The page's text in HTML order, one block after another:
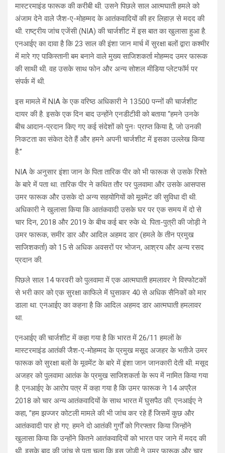
मास्टरमाइंड फारूक की करीबी थी. उसने पिछले साल आत्मघाती हमले को
अंजाम देने वाले जैश-ए-मोहम्मद के आतंकवादियों की हर लिहाज़ से मदद की
थी. राष्ट्रीय जांच एजेंसी (NIA) की चार्जशीट में इस बात का खुलासा हुआ है.
एनआईए का दावा है कि 23 साल की इंशा जान मार्च में सुरक्षा बलों द्वारा कश्मीर
में मारे गए पाकिस्तानी बम बनाने वाले मुख्य साजिशकर्ता मोहम्मद उमर फारूक
की साथी थी. वह उसके साथ फोन और अन्य सोशल मीडिया प्लेटफॉर्म पर
संपर्क में थी.
इस मामले में NIA के एक वरिष्ठ अधिकारी ने 13500 पन्नों की चार्जशीट
दायर की है. इसके एक दिन बाद उन्होंने एनडीटीवी को बताया “हमने उनके
बीच आदान-प्रदान किए गए कई संदेशों को पुनः प्राप्त किया है, जो उनकी
निकटता का संकेत देते हैं और हमने अपनी चार्जशीट में इसका उल्लेख किया
है.”
NIA के अनुसार इंशा जान के पिता तारिक पीर को भी फारूक से उसके रिश्ते
के बारे में पता था. तारिक पीर ने कथित तौर पर पुलवामा और उसके आसपास
उमर फारूक और उसके दो अन्य सहयोगियों को मूवमेंट की सुविधा दी थी.
अधिकारी ने खुलासा किया कि आतंकवादी उसके घर पर एक समय में दो से
चार दिन, 2018 और 2019 के बीच कई बार रुके थे. पिता-पुत्री की जोड़ी ने
उमर फारूक, समीर डार और आदिल अहमद डार (हमले के तीन प्रमुख
साजिशकर्ता) को 15 से अधिक अवसरों पर भोजन, आश्रय और अन्य रसद
प्रदान की.
पिछले साल 14 फरवरी को पुलवामा में एक आत्मघाती हमलावर ने विस्फोटकों
से भरी कार को एक सुरक्षा काफिले में घुसाकर 40 से अधिक सैनिकों को मार
डाला था. एनआईए का कहना है कि आदिल अहमद डार आत्मघाती हमलावर
था.
एनआईए की चार्जशीट में कहा गया है कि भारत में 26/11 हमलों के
मास्टरमाइंड आतंकी जैश-ए-मोहम्मद के प्रमुख मसूद अजहर के भतीजे उमर
फारूक को सुरक्षा बलों के मूवमेंट के बारे में इंशा जान जानकारी देती थी. मसूद
अजहर को पुलवामा आतंक के प्रमुख साजिशकर्ता के रूप में नामित किया गया
है. एनआईए के आरोप पत्र में कहा गया है कि उमर फारूक ने 14 अप्रैल
2018 को चार अन्य आतंकवादियों के साथ भारत में घुसपैठ की. एनआईए ने
कहा, ”हम झज्जर कोटली मामले की भी जांच कर रहे हैं जिसमें कुछ और
आतंकवादी पार हो गए. हमने दो आतंकी गुर्गों को गिरफ्तार किया जिन्होंने
खुलासा किया कि उन्होंने कितने आतंकवादियों को भारत पार जाने में मदद की
थी. इसके बाद की जांच से पता चला कि इस जोड़ी ने उमर फारूक और चार